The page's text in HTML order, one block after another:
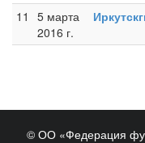
11
5 марта
2016 г.
© ОО «Федерация